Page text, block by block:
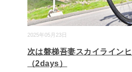
2025年05月23日
次は磐梯吾妻スカイライン
（2days）